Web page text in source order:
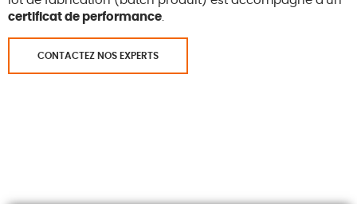
certificat de performance.
CONTACTEZ NOS EXPERTS